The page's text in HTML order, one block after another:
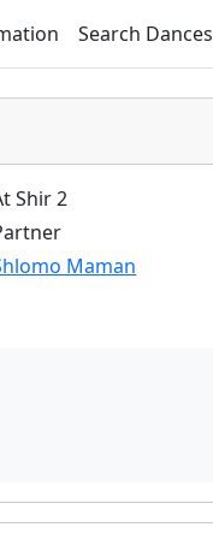
Search Dances
Shir 2
Maman